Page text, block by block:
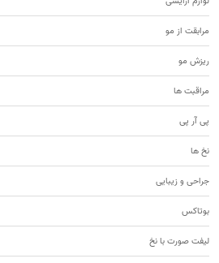
مرابقت از مو
ریزش مو
مراقبت ها
پی آر پی
نخ ها
جراحی و زیبایی
بوتاکس
لیفت صورت با نخ